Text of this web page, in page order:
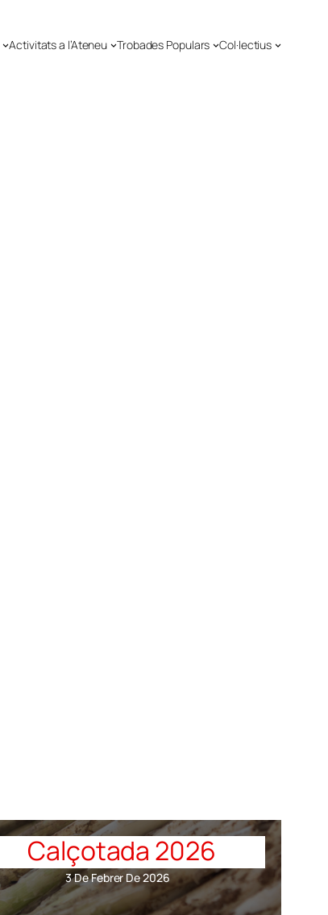
Activitats a l’Ateneu Trobades Populars Col·lectius
Calçotada 2026
3 De Febrer De 2026